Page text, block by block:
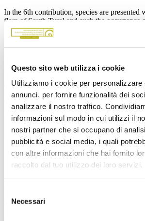
Questo sito web utilizza i cookie
Utilizziamo i cookie per personalizzare
annunci, per fornire funzionalità dei
analizzare il nostro traffico.
informazioni sul modo in cui utilizzi il
nostri partner che si occupano di
pubblicità e social media, i quali
con altre informazioni che hai fornito
raccolto dal tuo utilizzo dei loro servizi.
delNecessari
In the 6th contribution, species are presented
flora of South Tyrol and such the occurrence
reconfirmed or denied. Among the new
allochthonousCardamine bulbifera
Euphorbia davidii,Pennisetum alopecuroides
and Viburnum tinus , considered as locally
Festuca arundinaceasubsp . uechtriziana
flaccidum,no statement can yet be made on
records allowed to reconfirm the presence of
Samolus valerandi, and Vicia pannonica
However, in all cases there is no evidence of
population.Festuca nitida, reported in the
species, and
Sagittaria sagittifolia
, reported
casual, have to be discarded.
Gredleriana vol 14/2014